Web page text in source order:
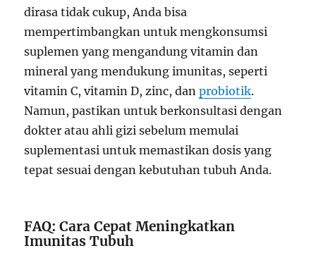
dirasa tidak cukup, Anda bisa
mempertimbangkan untuk mengkonsumsi
suplemen yang mengandung vitamin dan
mineral yang mendukung imunitas, seperti
vitamin C, vitamin D, zinc, danprobiotik.
Namun, pastikan untuk berkonsultasi dengan
dokter atau ahli gizi sebelum memulai
suplementasi untuk memastikan dosis yang
tepat sesuai dengan kebutuhan tubuh Anda.
FAQ: Cara Cepat Meningkatkan
Imunitas Tubuh